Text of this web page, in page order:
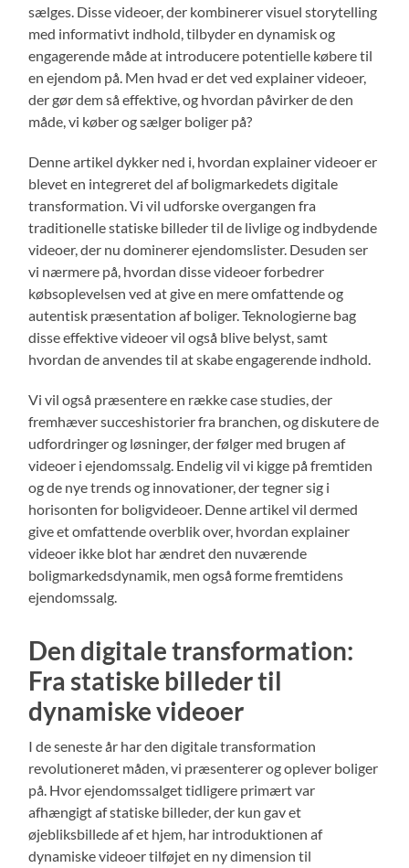
sælges. Disse videoer, der kombinerer visuel storytelling
med informativt indhold, tilbyder en dynamisk og
engagerende måde at introducere potentielle købere til
en ejendom på. Men hvad er det ved explainer videoer,
der gør dem så effektive, og hvordan påvirker de den
måde, vi køber og sælger boliger på?
Denne artikel dykker ned i, hvordan explainer videoer er
blevet en integreret del af boligmarkedets digitale
transformation. Vi vil udforske overgangen fra
traditionelle statiske billeder til de livlige og indbydende
videoer, der nu dominerer ejendomslister. Desuden ser
vi nærmere på, hvordan disse videoer forbedrer
købsoplevelsen ved at give en mere omfattende og
autentisk præsentation af boliger. Teknologierne bag
disse effektive videoer vil også blive belyst, samt
hvordan de anvendes til at skabe engagerende indhold.
Vi vil også præsentere en række case studies, der
fremhæver succeshistorier fra branchen, og diskutere de
udfordringer og løsninger, der følger med brugen af
videoer i ejendomssalg. Endelig vil vi kigge på fremtiden
og de nye trends og innovationer, der tegner sig i
horisonten for boligvideoer. Denne artikel vil dermed
give et omfattende overblik over, hvordan explainer
videoer ikke blot har ændret den nuværende
boligmarkedsdynamik, men også forme fremtidens
ejendomssalg.
Den digitale transformation:
Fra statiske billeder til
dynamiske videoer
I de seneste år har den digitale transformation
revolutioneret måden, vi præsenterer og oplever boliger
på. Hvor ejendomssalget tidligere primært var
afhængigt af statiske billeder, der kun gav et
øjebliksbillede af et hjem, har introduktionen af
dynamiske videoer tilføjet en ny dimension til